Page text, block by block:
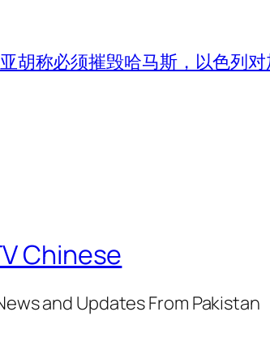
胡称必须摧毁哈马斯，以色列
Chinese
and Updates From Pakistan